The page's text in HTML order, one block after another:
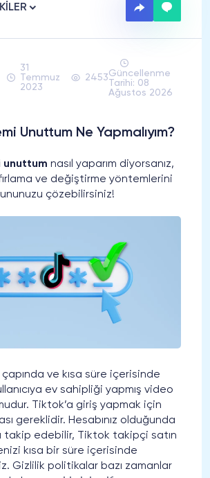
31
Temmuz
2023
2453Güncellenme
Tarihi: 08
Ağustos 2026
Unuttum Ne Yapmalıyım?
unuttum nasıl yaparım diyorsanız,
ve değiştirme yöntemlerini
çözebilirsiniz!
ve kısa süre içerisinde
ev sahipliği yapmış video
Tiktok’a giriş yapmak için
gereklidir. Hesabınız olduğunda
takip edebilir, Tiktok takipçi satın
kısa bir süre içerisinde
Gizlilik politikalar bazı zamanlar